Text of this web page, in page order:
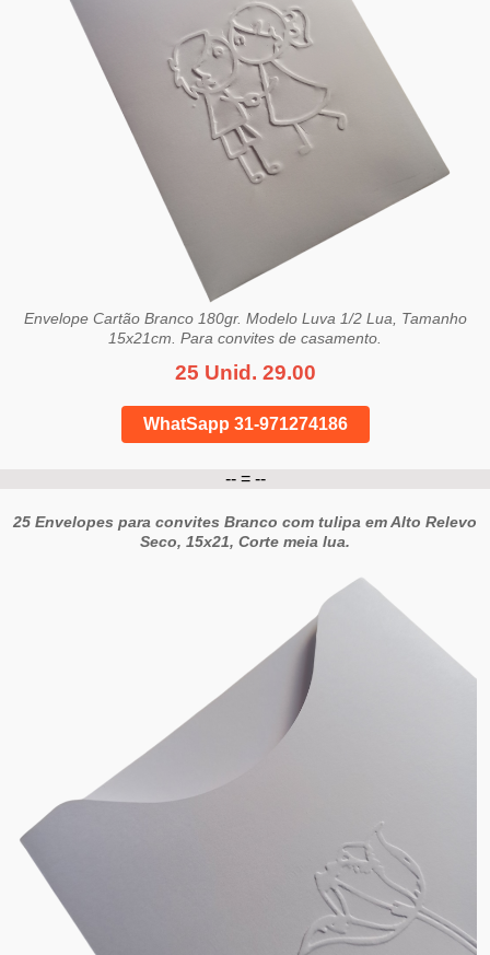
Envelope Cartão Branco 180gr. Modelo Luva 1/2 Lua, Tamanho
15x21cm. Para convites de casamento.
25 Unid. 29.00
WhatSapp 31-971274186
-- = --
25 Envelopes para convites Branco com tulipa em Alto Relevo
Seco, 15x21, Corte meia lua.